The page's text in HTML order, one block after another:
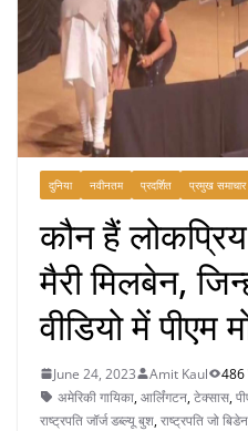
दुनिया नवीनतम प्रदर्शित प्रमुख समाचार
कौन हैं
मैरी मिलबेन,
वीडियो में पीएम
June 24, 2023 Amit Kaul 486
अमेरिकी गायिका,आर्लिंगटन,टेक्सास,
राष्ट्रपति जॉर्ज डब्ल्यू बुश,राष्ट्रपति जो बिडेन